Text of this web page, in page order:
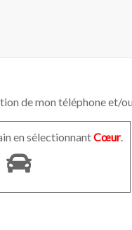
de mon téléphone et/
en sélectionnantCœur.